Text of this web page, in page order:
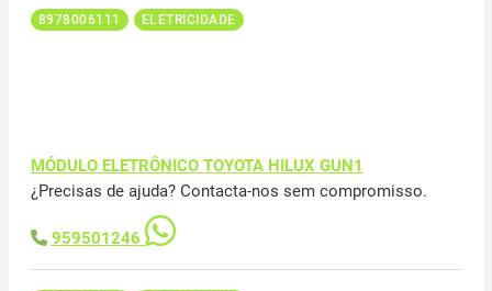
8978006111 ELETRICIDADE
MÓDULO ELETRÔNICO TOYOTA HILUX GUN1
¿Precisas de ajuda? Contacta-nos sem compromisso.
959501246